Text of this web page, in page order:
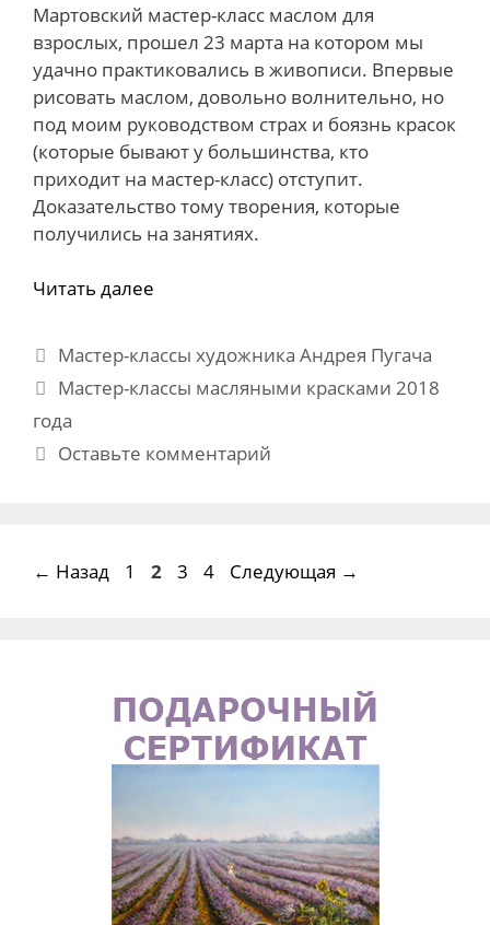
Мартовский мастер-класс маслом для
взрослых, прошел 23 марта на котором мы
удачно практиковались в живописи. Впервые
рисовать маслом, довольно волнительно, но
под моим руководством страх и боязнь красок
(которые бывают у большинства, кто
приходит на мастер-класс) отступит.
Доказательство тому творения, которые
получились на занятиях.
Читать далее
Рубрики
Мастер-классы художника Андрея Пугача
Метки
Мастер-классы масляными красками 2018
года
Оставьте комментарий
← Назад Страница
1 Страница
2 Страница
3 Страница
4 Следующая →